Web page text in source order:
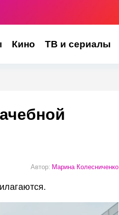
Кино ТВ и сериалы
Автор: Марина Колесниченко